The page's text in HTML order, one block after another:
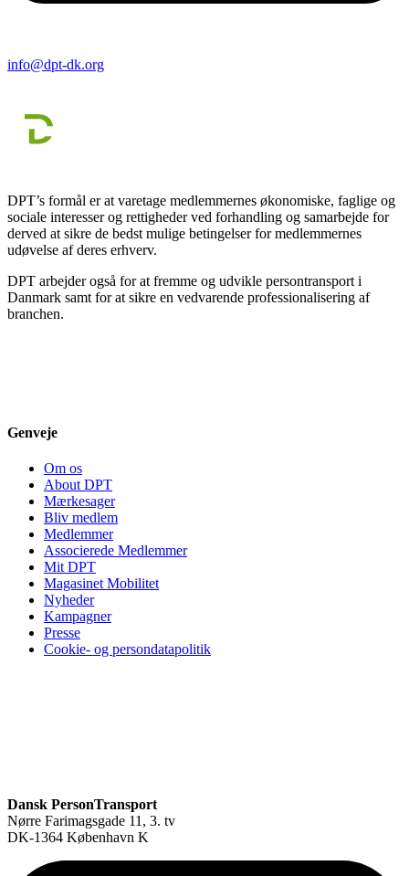
info@dpt-dk.org
DPT’s formål er at varetage medlemmernes økonomiske, faglige og
sociale interesser og rettigheder ved forhandling og samarbejde for
derved at sikre de bedst mulige betingelser for medlemmernes
udøvelse af deres erhverv.
DPT arbejder også for at fremme og udvikle persontransport i
Danmark samt for at sikre en vedvarende professionalisering af
branchen.
Genveje
Om os
About DPT
Mærkesager
Bliv medlem
Medlemmer
Associerede Medlemmer
Mit DPT
Magasinet Mobilitet
Nyheder
Kampagner
Presse
Cookie- og persondatapolitik
Dansk PersonTransport
Nørre Farimagsgade 11, 3. tv
DK-1364 København K